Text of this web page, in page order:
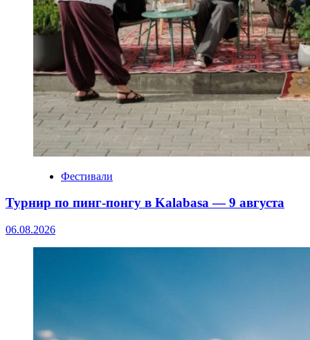
Фестивали
Турнир по пинг‑понгу в Kalabasa — 9 августа
06.08.2026